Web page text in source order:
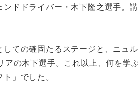
ドドライバー・木下隆之選手。
ての確固たるステージと、ニュ
の木下選手。これ以上、何を学
」でした。